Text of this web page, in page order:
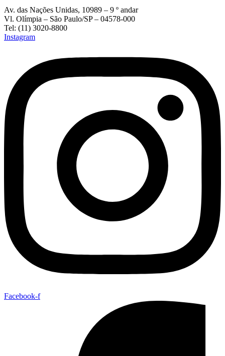
Av. das Nações Unidas, 10989 – 9 º andar
Vl. Olímpia – São Paulo/SP – 04578-000
Tel: (11) 3020-8800
Instagram
Facebook-f